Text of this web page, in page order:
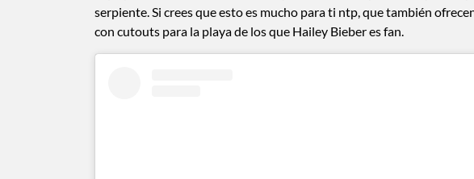
serpiente. Si crees que esto es mucho para ti ntp, que también
con cutouts para la playa de los que Hailey Bieber es fan.